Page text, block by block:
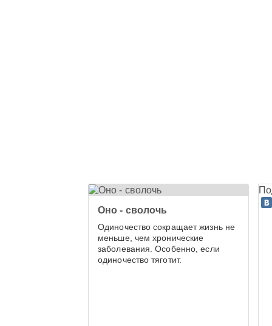
Оно - сволочь
Одиночество сокращает жизнь не
меньше, чем хронические
заболевания. Особенно, если
одиночество тяготит.